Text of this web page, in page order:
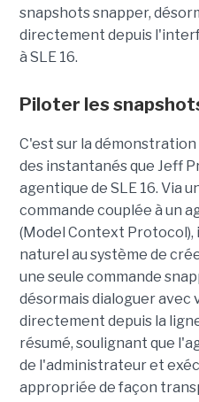
snapshots snapper,
directement depuis
à SLE 16.
Piloter les
C'est sur la
des instantanés que Jeff
agentique de SLE 16. Via
commande couplée à un
(Model Context Protocol),
naturel au système de
une seule commande
désormais dialoguer
directement depuis la
résumé, soulignant que
de l'administrateur et
appropriée de façon